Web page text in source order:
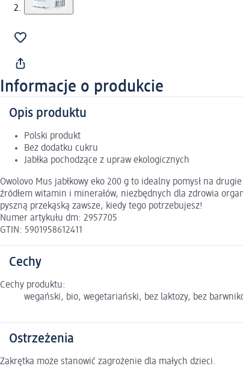
Informacje o produkcie
Opis produktu
Polski produkt
Bez dodatku cukru
Jabłka pochodzące z upraw ekologicznych
Owolovo Mus jabłkowy eko 200 g to idealny pomysł na
źródłem witamin i minerałów, niezbędnych dla zdrowia
pyszną przekąską zawsze, kiedy tego potrzebujesz!
Numer artykułu dm: 2957705
GTIN: 5901958612411
Cechy
Cechy produktu:
wegański, bio, wegetariański, bez laktozy, bez
Ostrzeżenia
Zakrętka może stanowić zagrożenie dla małych dzieci.